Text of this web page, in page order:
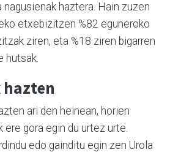
haztera. Hain zuzen
etxebizitzen %82 eguneroko
ziren, eta %18 ziren bigarren
hutsak.
hazten
ari den heinean, horien
ere gora egin du urtez urte.
edo gainditu egin zen Urola